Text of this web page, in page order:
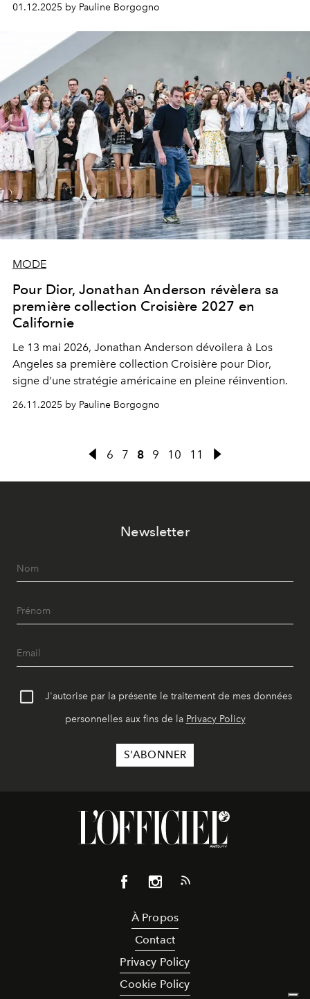
01.12.2025 by Pauline Borgogno
MODE
Pour Dior, Jonathan Anderson révèlera sa
première collection Croisière 2027 en
Californie
Le 13 mai 2026, Jonathan Anderson dévoilera à Los
Angeles sa première collection Croisière pour Dior,
signe d’une stratégie américaine en pleine réinvention.
26.11.2025 by Pauline Borgogno
6 7 8 9 10 11
Newsletter
J'autorise par la présente le traitement de mes données
personnelles aux fins de la Privacy Policy
À Propos
Contact
Privacy Policy
Cookie Policy